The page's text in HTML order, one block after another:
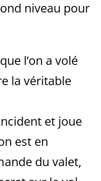
niveau pour
l’on a volé
la véritable
et joue
est en
du valet,